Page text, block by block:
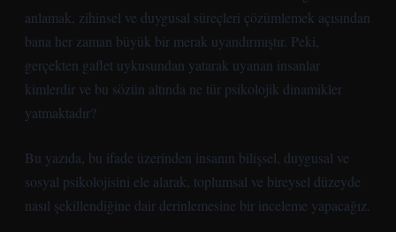
anlamak, zihinsel ve duygusal süreçleri çözümlemek açısından
bana her zaman büyük bir merak uyandırmıştır. Peki,
gerçekten gaflet uykusundan yatarak uyanan insanlar
kimlerdir ve bu sözün altında ne tür psikolojik dinamikler
yatmaktadır?
Bu yazıda, bu ifade üzerinden insanın bilişsel, duygusal ve
sosyal psikolojisini ele alarak, toplumsal ve bireysel düzeyde
nasıl şekillendiğine dair derinlemesine bir inceleme yapacağız.